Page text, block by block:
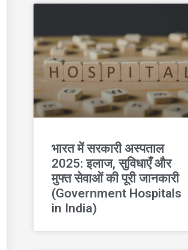
भारत में सरकारी अस्पताल
2025: इलाज, सुविधाएँ और
मुफ्त सेवाओं की पूरी जानकारी
(Government Hospitals
in India)